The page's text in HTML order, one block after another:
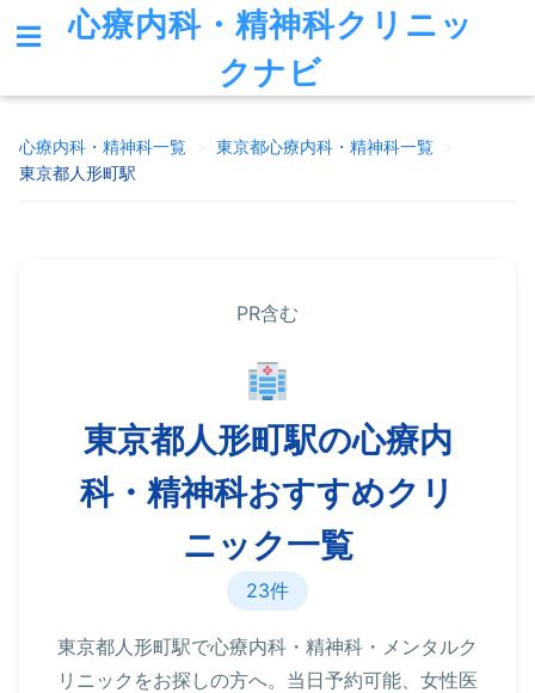
心療内科・精神科クリニッ
クナビ
心療内科・精神科一覧 東京都心療内科・精神科一覧
東京都人形町駅
PR含む
東京都人形町駅の心療内
科・精神科おすすめクリ
ニック一覧
23件
東京都人形町駅で心療内科・精神科・メンタルク
リニックをお探しの方へ。当日予約可能、女性医